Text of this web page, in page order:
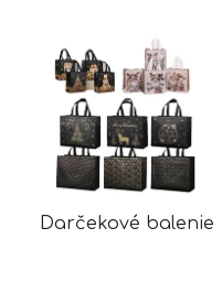
Darčekové balenie